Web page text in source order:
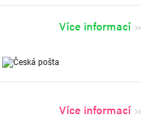
Více informací
Více informací